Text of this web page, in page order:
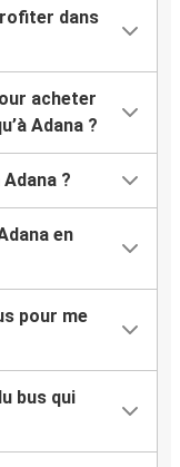
dans
acheter
Adana ?
?
en
pour me
bus qui